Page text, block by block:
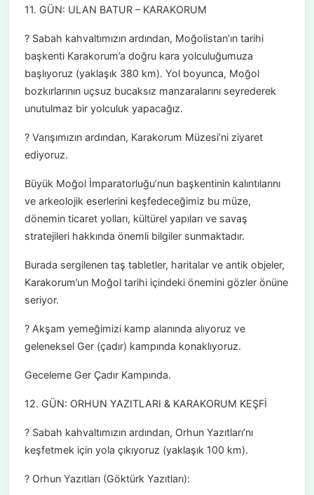
11. GÜN: ULAN BATUR – KARAKORUM
? Sabah kahvaltımızın ardından, Moğolistan’ın tarihi
başkenti Karakorum’a doğru kara yolculuğumuza
başlıyoruz (yaklaşık 380 km). Yol boyunca, Moğol
bozkırlarının uçsuz bucaksız manzaralarını seyrederek
unutulmaz bir yolculuk yapacağız.
? Varışımızın ardından, Karakorum Müzesi’ni ziyaret
ediyoruz.
Büyük Moğol İmparatorluğu’nun başkentinin kalıntılarını
ve arkeolojik eserlerini keşfedeceğimiz bu müze,
dönemin ticaret yolları, kültürel yapıları ve savaş
stratejileri hakkında önemli bilgiler sunmaktadır.
Burada sergilenen taş tabletler, haritalar ve antik objeler,
Karakorum’un Moğol tarihi içindeki önemini gözler önüne
seriyor.
? Akşam yemeğimizi kamp alanında alıyoruz ve
geleneksel Ger (çadır) kampında konaklıyoruz.
Geceleme Ger Çadır Kampında.
12. GÜN: ORHUN YAZITLARI & KARAKORUM KEŞFİ
? Sabah kahvaltımızın ardından, Orhun Yazıtları’nı
keşfetmek için yola çıkıyoruz (yaklaşık 100 km).
? Orhun Yazıtları (Göktürk Yazıtları):